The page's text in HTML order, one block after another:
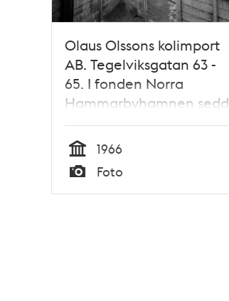
Olaus Olssons kolimport
AB. Tegelviksgatan 63 -
65. I fonden Norra
Hammarbyhamnen sedd
mot sydväst
Tid
1966
Typ
Foto